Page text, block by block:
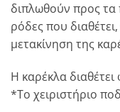
διπλωθούν προς τα
ρόδες που
μετακίνηση της
Η καρέκλα
*Το χειριστήριο